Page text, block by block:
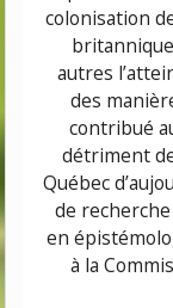
colonisation
autres
des
contribué
détriment
Québec
de
en
à la